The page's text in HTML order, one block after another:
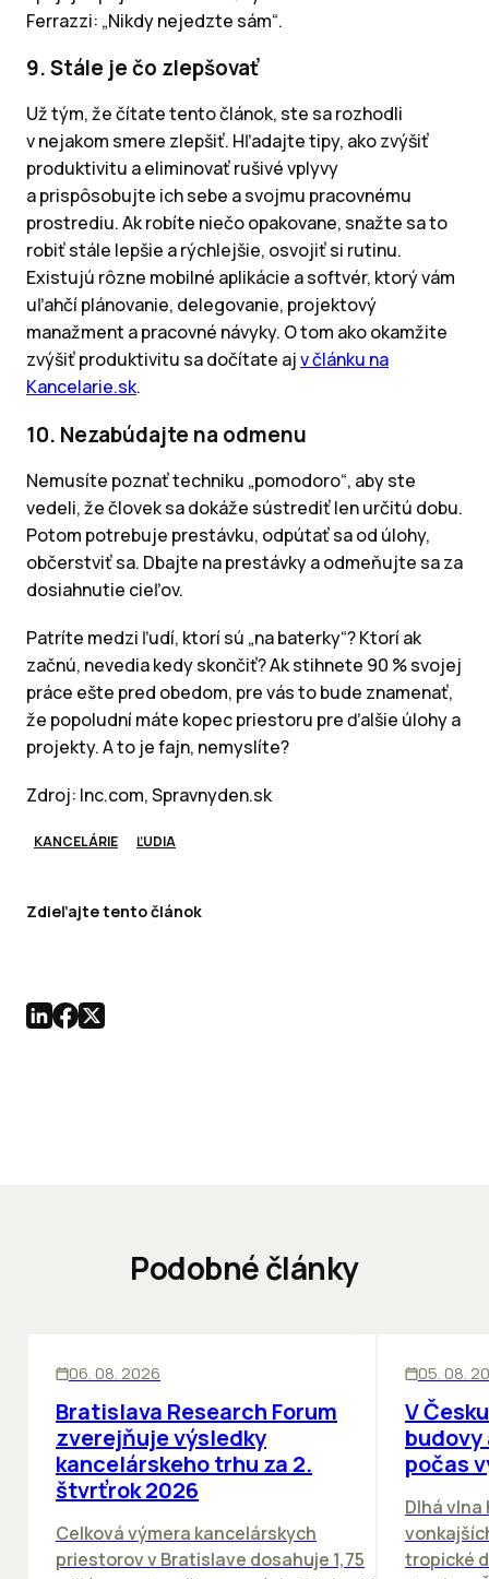
Ferrazzi: „Nikdy nejedzte sám“.
9. Stále je čo zlepšovať
Už tým, že čítate tento článok, ste sa rozhodli
v nejakom smere zlepšiť. Hľadajte tipy, ako zvýšiť
produktivitu a eliminovať rušivé vplyvy
a prispôsobujte ich sebe a svojmu pracovnému
prostrediu. Ak robíte niečo opakovane, snažte sa to
robiť stále lepšie a rýchlejšie, osvojiť si rutinu.
Existujú rôzne mobilné aplikácie a softvér, ktorý vám
uľahčí plánovanie, delegovanie, projektový
manažment a pracovné návyky. O tom ako okamžite
zvýšiť produktivitu sa dočítate ajv článku na
Kancelarie.sk.
10. Nezabúdajte na odmenu
Nemusíte poznať techniku „pomodoro“, aby ste
vedeli, že človek sa dokáže sústrediť len určitú dobu.
Potom potrebuje prestávku, odpútať sa od úlohy,
občerstviť sa. Dbajte na prestávky a odmeňujte sa za
dosiahnutie cieľov.
Patríte medzi ľudí, ktorí sú „na baterky“? Ktorí ak
začnú, nevedia kedy skončiť? Ak stihnete 90 % svojej
práce ešte pred obedom, pre vás to bude znamenať,
že popoludní máte kopec priestoru pre ďalšie úlohy a
projekty. A to je fajn, nemyslíte?
Zdroj: Inc.com, Spravnyden.sk
KANCELÁRIE ĽUDIA
Zdieľajte tento článok
Podobné články
06. 08. 2026
Bratislava Research Forum
zverejňuje výsledky
kancelárskeho trhu za 2.
štvrťrok 2026
Celková výmera kancelárskych
priestorov v Bratislave dosahuje 1,75
05. 08.
V
počas
Dlhá
tropické